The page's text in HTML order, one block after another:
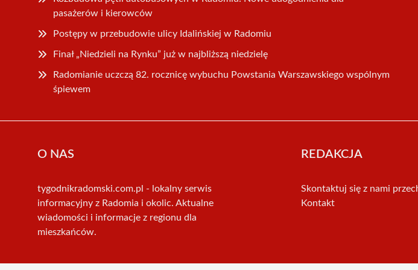
pasażerów i kierowców
Postępy w przebudowie ulicy Idalińskiej w Radomiu
Finał „Niedzieli na Rynku” już w najbliższą niedzielę
Radomianie uczczą 82. rocznicę wybuchu Powstania Warszawskiego wspólnym
śpiewem
O NAS
tygodnikradomski.com.pl - lokalny serwis
informacyjny z Radomia i okolic. Aktualne
wiadomości i informacje z regionu dla
mieszkańców.
REDAKCJA
Skontaktuj się z nami
Kontakt